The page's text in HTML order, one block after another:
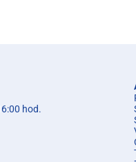
hod.